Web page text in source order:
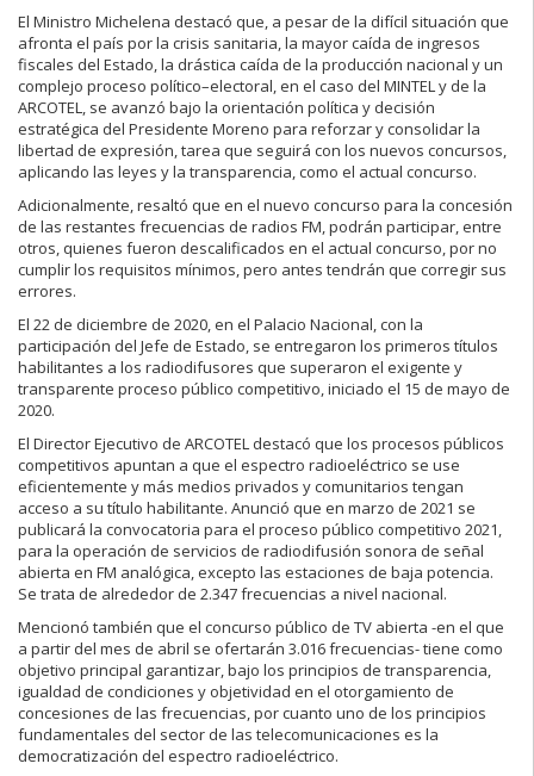
El Ministro Michelena destacó que, a pesar de la difícil situación que
afronta el país por la crisis sanitaria, la mayor caída de ingresos
fiscales del Estado, la drástica caída de la producción nacional y un
complejo proceso político–electoral, en el caso del MINTEL y de la
ARCOTEL, se avanzó bajo la orientación política y decisión
estratégica del Presidente Moreno para reforzar y consolidar la
libertad de expresión, tarea que seguirá con los nuevos concursos,
aplicando las leyes y la transparencia, como el actual concurso.
Adicionalmente, resaltó que en el nuevo concurso para la concesión
de las restantes frecuencias de radios FM, podrán participar, entre
otros, quienes fueron descalificados en el actual concurso, por no
cumplir los requisitos mínimos, pero antes tendrán que corregir sus
errores.
El 22 de diciembre de 2020, en el Palacio Nacional, con la
participación del Jefe de Estado, se entregaron los primeros títulos
habilitantes a los radiodifusores que superaron el exigente y
transparente proceso público competitivo, iniciado el 15 de mayo de
2020.
El Director Ejecutivo de ARCOTEL destacó que los procesos públicos
competitivos apuntan a que el espectro radioeléctrico se use
eficientemente y más medios privados y comunitarios tengan
acceso a su título habilitante. Anunció que en marzo de 2021 se
publicará la convocatoria para el proceso público competitivo 2021,
para la operación de servicios de radiodifusión sonora de señal
abierta en FM analógica, excepto las estaciones de baja potencia.
Se trata de alrededor de 2.347 frecuencias a nivel nacional.
Mencionó también que el concurso público de TV abierta -en el que
a partir del mes de abril se ofertarán 3.016 frecuencias- tiene como
objetivo principal garantizar, bajo los principios de transparencia,
igualdad de condiciones y objetividad en el otorgamiento de
concesiones de las frecuencias, por cuanto uno de los principios
fundamentales del sector de las telecomunicaciones es la
democratización del espectro radioeléctrico.